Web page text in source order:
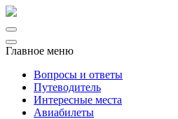
Главное меню
Вопросы и ответы
Путеводитель
Интересные места
Авиабилеты